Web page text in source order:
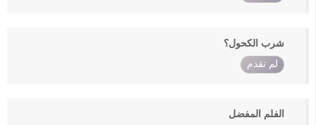
شرب الكحول؟
لم تقدم
الفلم المفضل